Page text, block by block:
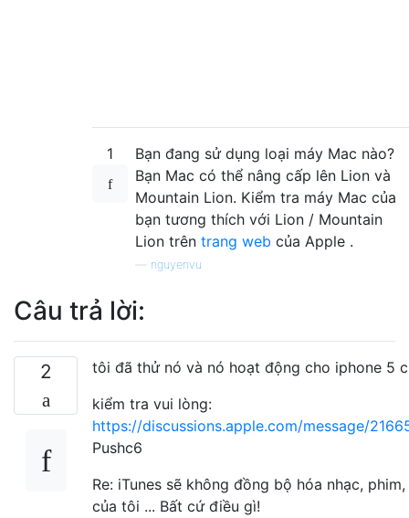
1
Bạn đang sử dụng loại máy Mac nào?
Bạn Mac có thể nâng cấp lên Lion và
Mountain Lion. Kiểm tra máy Mac của
bạn tương thích với Lion / Mountain
Lion trên trang web của Apple .
nguyenvu
Câu trả lời:
2
tôi đã thử nó và nó hoạt động cho iphone 5
kiểm tra vui lòng:
https://discussions.apple.com/message/
Pushc6
Re: iTunes sẽ không đồng bộ hóa nhạc,
của tôi ... Bất cứ điều gì!